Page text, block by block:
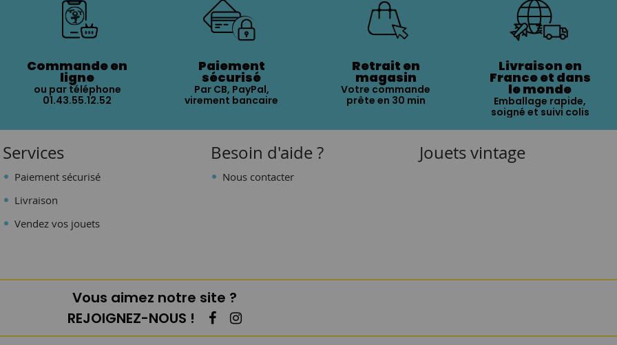
Commande en
ligne
ou par téléphone
01.43.55.12.52
Paiement
sécurisé
Par CB, PayPal,
virement bancaire
Retrait en
magasin
Votre commande
prête en 30 min
Livraison en
France et dans
le monde
Emballage rapide,
soigné et suivi colis
Services
Paiement sécurisé
Livraison
Vendez vos jouets
Besoin d'aide ?
Nous contacter
Jouets vintage
Vous aimez notre site ?
REJOIGNEZ-NOUS !